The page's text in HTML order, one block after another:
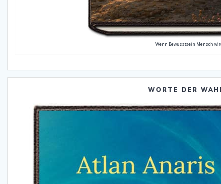
Wenn Bewusstsein Mensch
WORTE DER